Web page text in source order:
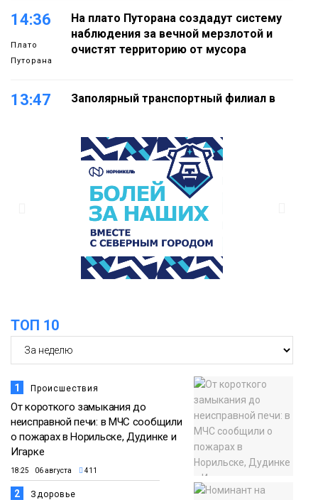
14:36
Плато
Путорана
На плато Путорана создадут систему
наблюдения за вечной мерзлотой и
очистят территорию от мусора
13:47
Заполярный транспортный филиал в
В Норильске лыжную базу «Оль-Гуль»
закрыли из-за появления медведя
Барнаул обошёл Красноярск в
списке городов, откуда приехали
норильчане
ТОП 10
1 Происшествия
От короткого замыкания до
неисправной печи: в МЧС сообщили
о пожарах в Норильске, Дудинке и
Игарке
18:25 06 августа 411
2 Здоровье